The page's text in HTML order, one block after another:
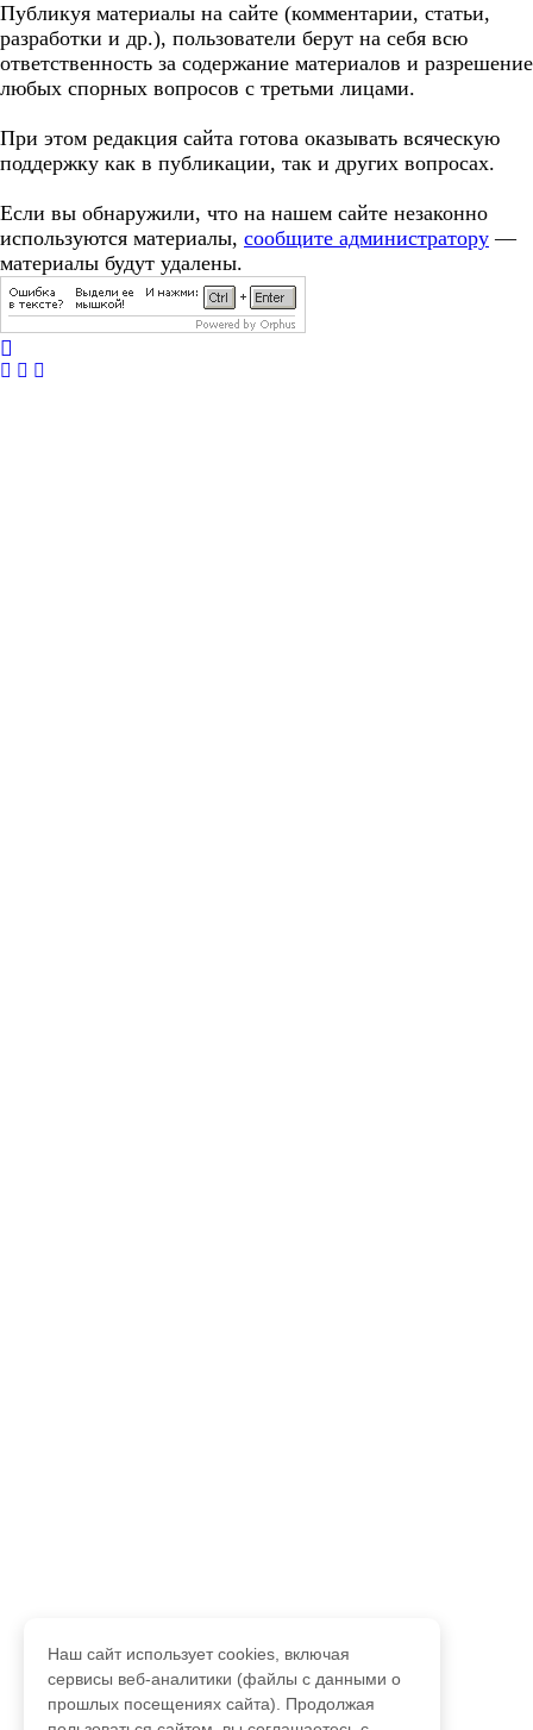
Публикуя материалы на сайте (комментарии, статьи,
разработки и др.), пользователи берут на себя всю
ответственность за содержание материалов и разрешение
любых спорных вопросов с третьми лицами.
При этом редакция сайта готова оказывать всяческую
поддержку как в публикации, так и других вопросах.
Если вы обнаружили, что на нашем сайте незаконно
используются материалы, сообщите администратору —
материалы будут удалены.
Наш сайт использует cookies, включая
сервисы веб-аналитики (файлы с данными о
прошлых посещениях сайта). Продолжая